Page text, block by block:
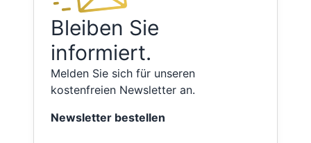
Bleiben Sie
informiert.
Melden Sie sich für unseren
kostenfreien Newsletter an.